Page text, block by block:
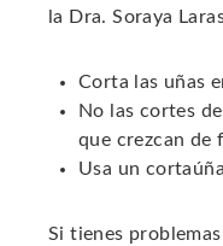
la Dra. Soraya
Corta las uñas
No las cortes
que crezcan de
Usa un
Si tienes